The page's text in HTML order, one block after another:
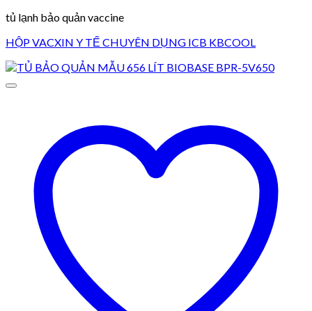
tủ lạnh bảo quản vaccine
HỘP VACXIN Y TẾ CHUYÊN DỤNG ICB KBCOOL